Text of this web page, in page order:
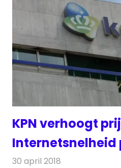
KPN verhoogt
Internetsnelheid
30 april 2018